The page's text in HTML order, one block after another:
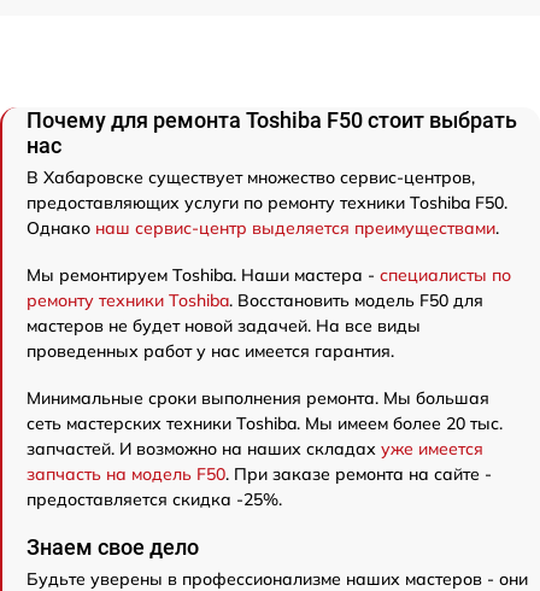
Почему для ремонта Toshiba F50 стоит выбрать
нас
В Хабаровске существует множество сервис-центров,
предоставляющих услуги по ремонту техники Toshiba F50.
Однако наш сервис-центр выделяется преимуществами.
Мы ремонтируем Toshiba. Наши мастера - специалисты по
ремонту техники Toshiba. Восстановить модель F50 для
мастеров не будет новой задачей. На все виды
проведенных работ у нас имеется гарантия.
Минимальные сроки выполнения ремонта. Мы большая
сеть мастерских техники Toshiba. Мы имеем более 20 тыс.
запчастей. И возможно на наших складах уже имеется
запчасть на модель F50. При заказе ремонта на сайте -
предоставляется скидка -25%.
Знаем свое дело
Будьте уверены в профессионализме наших мастеров - они